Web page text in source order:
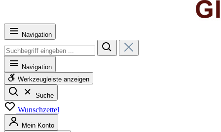
Navigation
Navigation
Werkzeugleiste anzeigen
Suche
Wunschzettel
Mein Konto